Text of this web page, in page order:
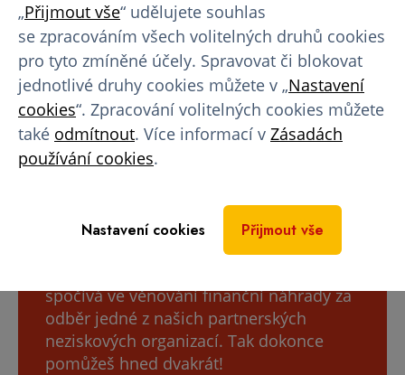
Statisíce nemocných lidí jsou odkázány
na solidaritu dárců krevní plazmy. Tuto
životodárnou tekutinu nelze uměle
vytvořit a je nejčastěji využívána k léčbě
vrozené krvácivosti (hemofilie ),
poruch imunity,
infekčních nebo zhoubných nemocí. Na
třeba 1200 odběrů plazmy.
možnost
spočívá ve věnování finanční náhrady za
odběr jedné z našich partnerských
neziskových organizací. Tak dokonce
pomůžeš hned dvakrát!
„Přijmout vše“ udělujete souhlas
se zpracováním všech volitelných druhů cookies
pro tyto zmíněné účely. Spravovat či blokovat
jednotlivé druhy cookies můžete v „Nastavení
cookies“. Zpracování volitelných cookies můžete
také odmítnout. Více informací v Zásadách
používání cookies.
Nastavení cookies Přijmout vše